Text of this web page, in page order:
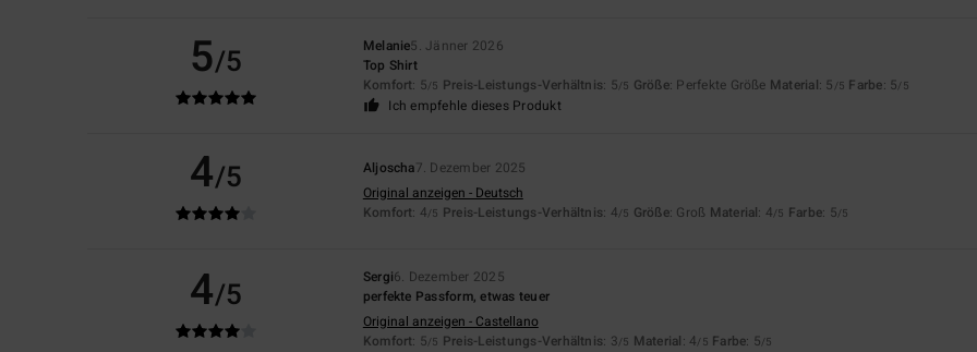
5/5 Melanie5. Jänner 2026
Top Shirt
Komfort: 5/5 Preis-Leistungs-Verhältnis: 5/5 Größe: Perfekte Größe Material: 5 /5 Farbe: 5/5
Ich empfehle dieses Produkt
4/5 Aljoscha7. Dezember 2025
Original anzeigen - Deutsch
Komfort: 4/5 Preis-Leistungs-Verhältnis: 4/5 Größe: Groß Material: 4/5 Farbe: 5/5
4/5 Sergi6. Dezember 2025
perfekte Passform, etwas teuer
Original anzeigen - Castellano
Komfort: 5/5 Preis-Leistungs-Verhältnis: 3/5 Material: 4/5 Farbe: 5/5